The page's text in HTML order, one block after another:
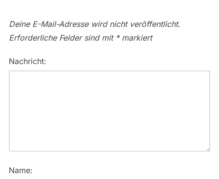
Deine E-Mail-Adresse wird nicht veröffentlicht.
Erforderliche Felder sind mit *markiert
Nachricht:
Name: